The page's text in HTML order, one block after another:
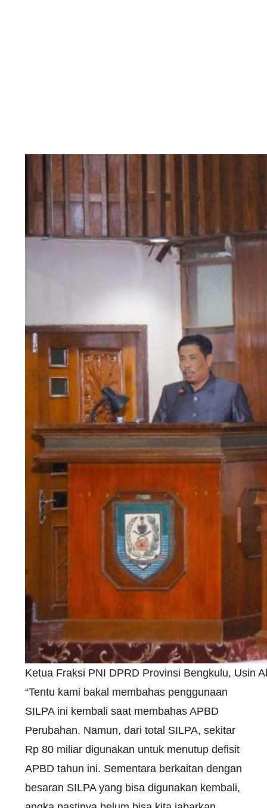
Ketua Fraksi PNI DPRD Provinsi Bengkulu, Usin
“Tentu kami bakal membahas penggunaan
SILPA ini kembali saat membahas APBD
Perubahan. Namun, dari total SILPA, sekitar
Rp 80 miliar digunakan untuk menutup defisit
APBD tahun ini. Sementara berkaitan dengan
besaran SILPA yang bisa digunakan kembali,